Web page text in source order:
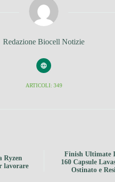
Redazione Biocell Notizie
ARTICOLI: 349
Ryzen
lavorare
Finish Ultimate
160 Capsule
Ostinato e